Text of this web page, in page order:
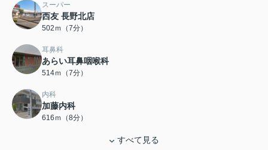
スーパー
西友 長野北店
502ｍ（7分）
耳鼻科
あらい耳鼻咽喉科
514ｍ（7分）
内科
加藤内科
616ｍ（8分）
すべて見る